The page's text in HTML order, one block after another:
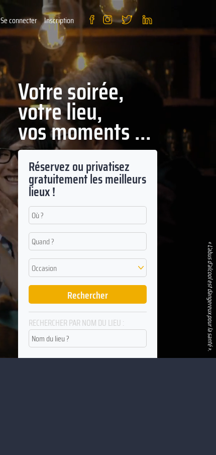
Se connecter Inscription
« L’abus d’alcool est dangereux pour la santé ».
Votre soirée,
votre lieu,
vos moments ...
Réservez ou privatisez
gratuitement les meilleurs
lieux !
Quand ?
Occasion
RECHERCHER PAR NOM DU LIEU :